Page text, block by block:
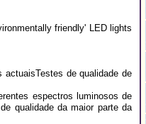
friendly' LED lights
de qualidade de
espectros luminosos de
qualidade da maior parte da